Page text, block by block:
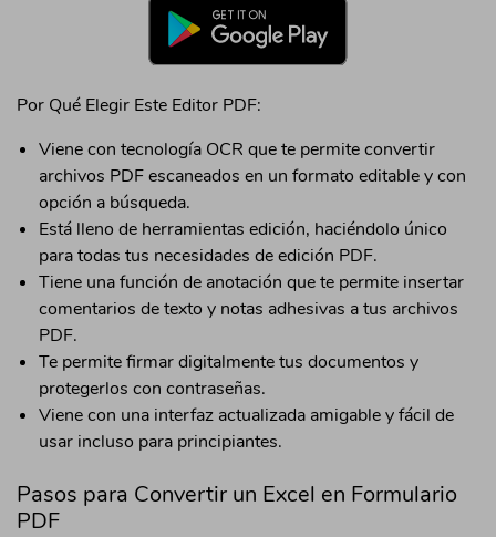
Por Qué Elegir Este Editor PDF:
Viene con tecnología OCR que te permite convertir
archivos PDF escaneados en un formato editable y con
opción a búsqueda.
Está lleno de herramientas edición, haciéndolo único
para todas tus necesidades de edición PDF.
Tiene una función de anotación que te permite insertar
comentarios de texto y notas adhesivas a tus archivos
PDF.
Te permite firmar digitalmente tus documentos y
protegerlos con contraseñas.
Viene con una interfaz actualizada amigable y fácil de
usar incluso para principiantes.
Pasos para Convertir un Excel en Formulario
PDF